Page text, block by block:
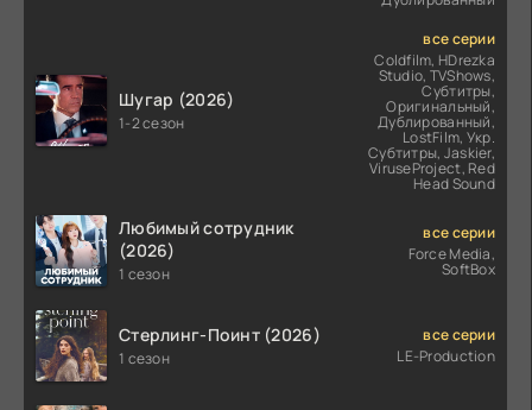
Шугар (2026)
1-2 сезон
все серии
Coldfilm, HDrezka
Studio, TVShows,
Субтитры,
Оригинальный,
Дублированный,
LostFilm, Укр.
Субтитры, Jaskier,
ViruseProject, Red
Head Sound
Любимый сотрудник
(2026)
1 сезон
все серии
Force Media,
SoftBox
Стерлинг-Поинт (2026)
1 сезон
все серии
LE-Production